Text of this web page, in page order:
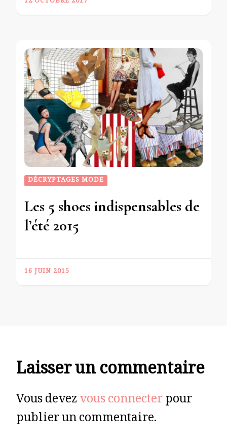
DÉCRYPTAGES MODE
Les 5 shoes indispensables de
l’été 2015
16 JUIN 2015
Laisser un commentaire
Vous devezvous connecterpour
publier un commentaire.